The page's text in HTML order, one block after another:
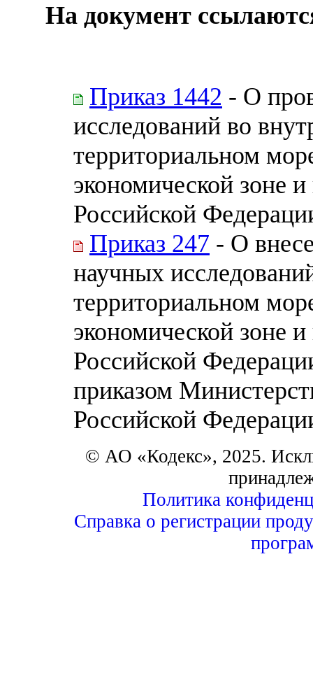
На документ
Приказ 1442 - О
исследований во
территориальном
экономической зоне
Российской
Приказ 247 - О
научных
территориальном
экономической зоне
Российской
приказом
Российской
© АО «Кодекс», 2025.
Политика
Справка о регистрации